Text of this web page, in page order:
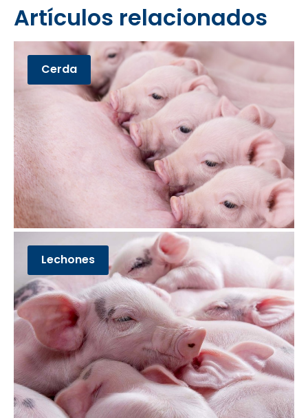
Artículos relacionados
Cerda
Lechones